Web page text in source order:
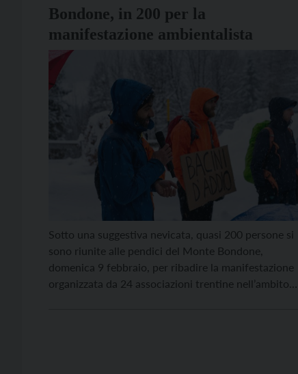
Bondone, in 200 per la
manifestazione ambientalista
Sotto una suggestiva nevicata, quasi 200 persone si
sono riunite alle pendici del Monte Bondone,
domenica 9 febbraio, per ribadire la manifestazione
organizzata da 24 associazioni trentine nell’ambito